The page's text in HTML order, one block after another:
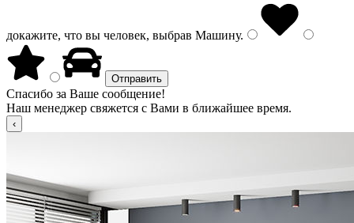
докажите, что вы человек, выбрав Машину.
Спасибо за Ваше сообщение!
Наш менеджер свяжется с Вами в ближайшее время.